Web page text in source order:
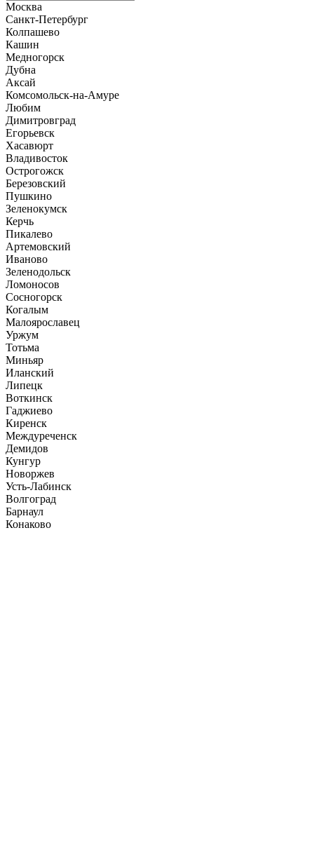
Москва
Санкт-Петербург
Колпашево
Кашин
Медногорск
Дубна
Аксай
Комсомольск-на-Амуре
Любим
Димитровград
Егорьевск
Хасавюрт
Владивосток
Острогожск
Березовский
Пушкино
Зеленокумск
Керчь
Пикалево
Артемовский
Иваново
Зеленодольск
Ломоносов
Сосногорск
Когалым
Малоярославец
Уржум
Тотьма
Миньяр
Иланский
Липецк
Воткинск
Гаджиево
Киренск
Междуреченск
Демидов
Кунгур
Новоржев
Усть-Лабинск
Волгоград
Барнаул
Конаково